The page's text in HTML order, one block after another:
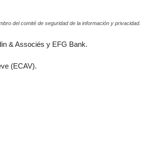
del comité de seguridad de la información y privacidad.
& Associés y EFG Bank.
(ECAV).